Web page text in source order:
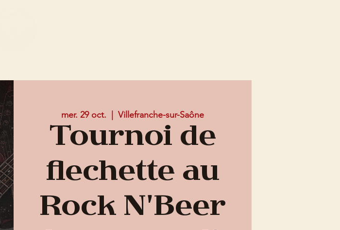
mer. 29 oct. Villefranche-sur-Saône
Tournoi de
flechette au
Rock N'Beer